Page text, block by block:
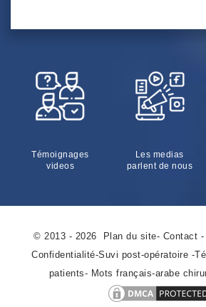
Témoignages
videos
Les medias
parlent de nous
© 2013 - 2026 Plan du site- Contact -
Confidentialité-Suvi post-opératoire -
patients- Mots français-arabe